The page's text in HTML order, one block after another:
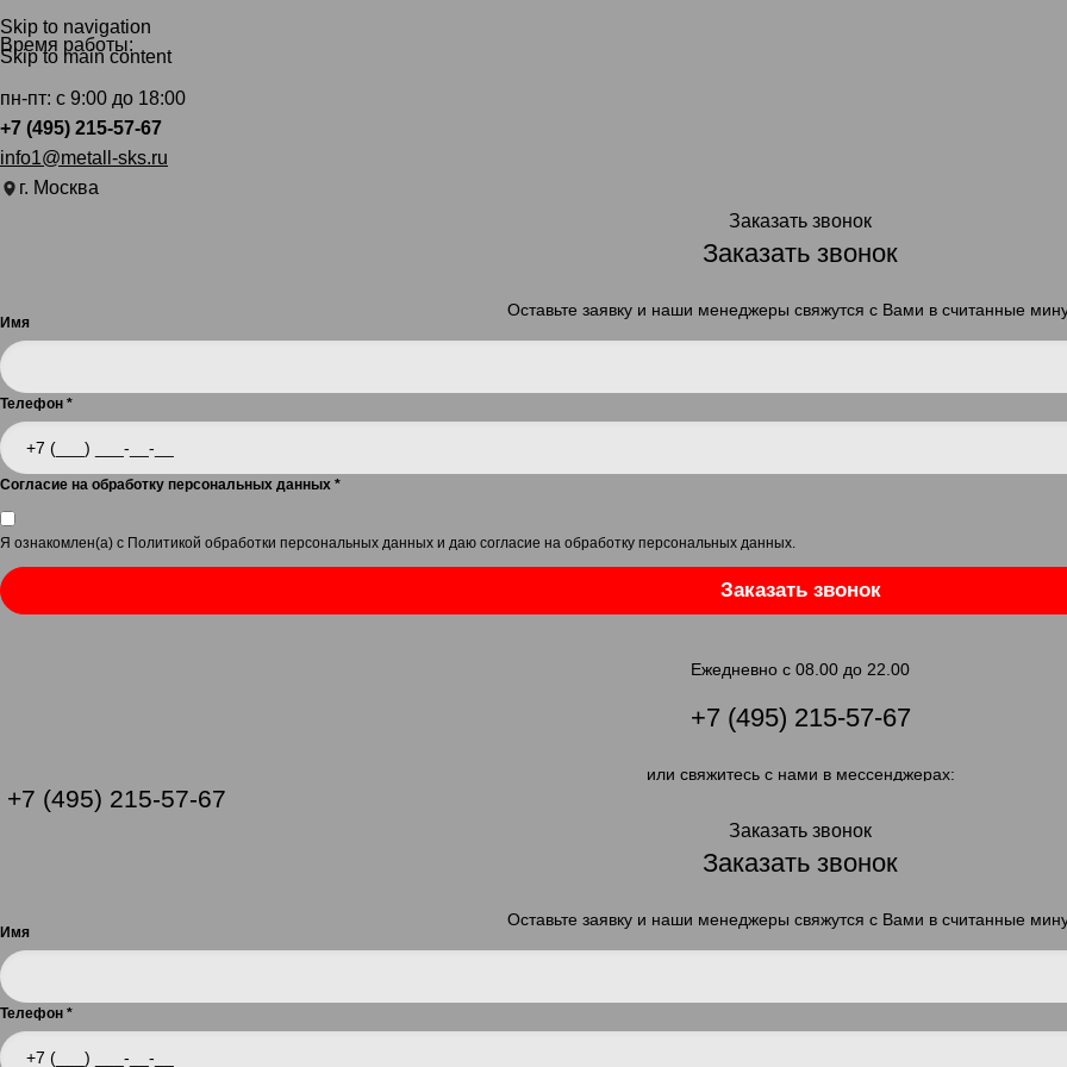
Skip to navigation
Skip to main content
Время работы:
пн-пт: с 9:00 до 18:00
+7 (495) 215-57-67
info1@metall-sks.ru
г. Москва
Заказать звонок
Заказать звонок
Оставьте заявку и наши менеджеры свяжутся с Вами в считанные
Имя
Телефон *
Согласие на обработку персональных данных *
Я ознакомлен(а) с Политикой обработки персональных данных и даю согласие на обработку персональных данных
Заказать звонок
Ежедневно с 08.00 до 22.00
+7 (495) 215-57-67
или свяжитесь с нами в мессенджерах:
+7 (495) 215-57-67
Заказать звонок
Заказать звонок
Оставьте заявку и наши менеджеры свяжутся с Вами в считанные
Имя
Телефон *